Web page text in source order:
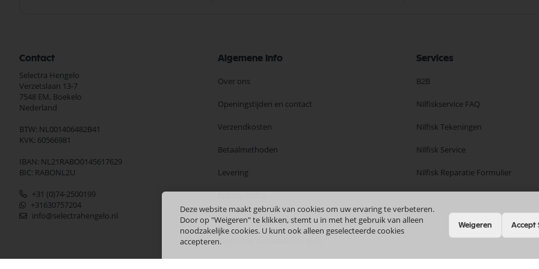
Contact
Selectra Hengelo
Verzetslaan 13-7
7548 EM, Boekelo
Nederland
BTW: NL001406482B41
KVK: 60566981
IBAN: NL21RABO0145617629
BIC: RABONL2U
+31 (0)74-2500199
+31630757204
info@selectrahengelo.nl
Algemene Info
Over ons
Openingstijden en contact
Verzendkosten
Betaalmethoden
Levering
Privacy Policy
Ruilen en Retourneren
Algemene Voorwaarden
Services
B2B
Nilfiskservice FAQ
Nilfisk Tekeningen
Nilfisk Service
Nilfisk Reparatie Formulier
Deze website maakt gebruik van cookies om uw ervaring te verbeteren.
Door op "Weigeren" te klikken, stemt u in met het gebruik van alleen
noodzakelijke cookies. U kunt ook alleen geselecteerde cookies
accepteren.
Weigeren Accept